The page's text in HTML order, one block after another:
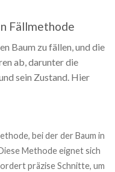
Fällmethode
Baum zu fällen, und die
ab, darunter die
sein Zustand. Hier
bei der der Baum in
Methode eignet sich
präzise Schnitte, um